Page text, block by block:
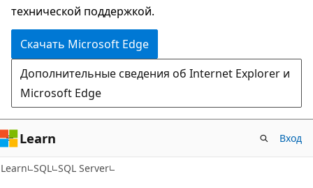
технической поддержкой.
Скачать Microsoft Edge
Дополнительные сведения об Internet Explorer и
Microsoft Edge
Learn Вход
Learn SQL SQL Server